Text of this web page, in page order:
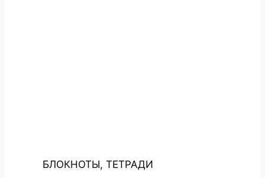
БЛОКНОТЫ, ТЕТРАДИ